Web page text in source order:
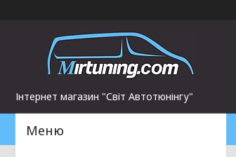
Інтернет магазин "Світ Автотюнінгу"